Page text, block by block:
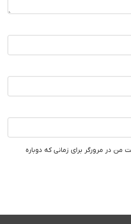
من در مرورگر برای زمانی که دوباره